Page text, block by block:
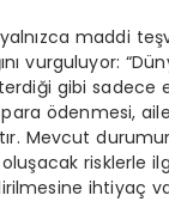
maddi
vurguluyor:
gibi sadece
para ödenmesi,
Mevcut
risklerle
ihtiyaç